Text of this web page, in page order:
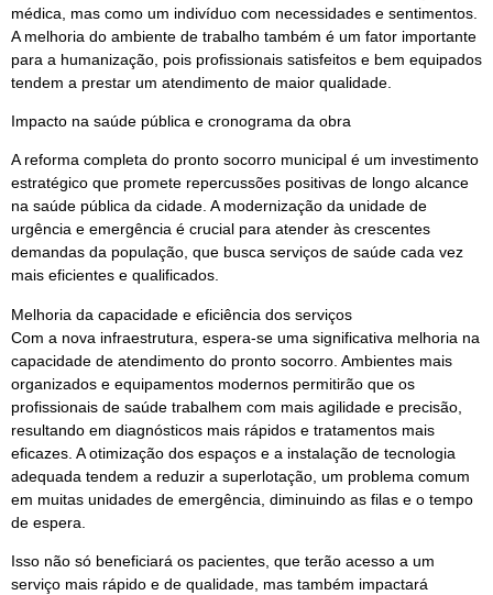
médica, mas como um indivíduo com necessidades e sentimentos.
A melhoria do ambiente de trabalho também é um fator importante
para a humanização, pois profissionais satisfeitos e bem equipados
tendem a prestar um atendimento de maior qualidade.
Impacto na saúde pública e cronograma da obra
A reforma completa do pronto socorro municipal é um investimento
estratégico que promete repercussões positivas de longo alcance
na saúde pública da cidade. A modernização da unidade de
urgência e emergência é crucial para atender às crescentes
demandas da população, que busca serviços de saúde cada vez
mais eficientes e qualificados.
Melhoria da capacidade e eficiência dos serviços
Com a nova infraestrutura, espera-se uma significativa melhoria na
capacidade de atendimento do pronto socorro. Ambientes mais
organizados e equipamentos modernos permitirão que os
profissionais de saúde trabalhem com mais agilidade e precisão,
resultando em diagnósticos mais rápidos e tratamentos mais
eficazes. A otimização dos espaços e a instalação de tecnologia
adequada tendem a reduzir a superlotação, um problema comum
em muitas unidades de emergência, diminuindo as filas e o tempo
de espera.
Isso não só beneficiará os pacientes, que terão acesso a um
serviço mais rápido e de qualidade, mas também impactará